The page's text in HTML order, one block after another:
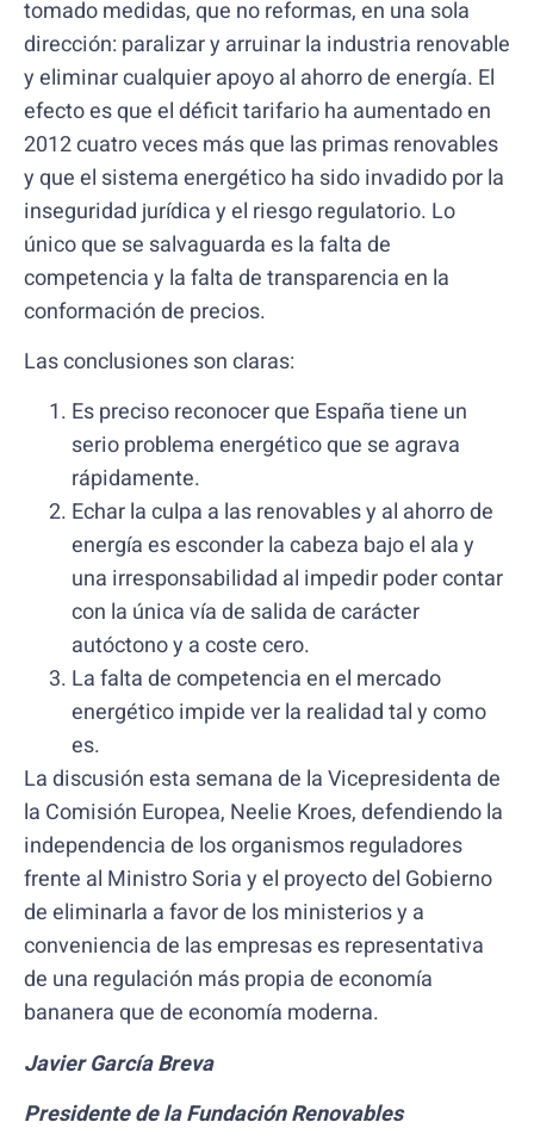
tomado medidas, que no reformas, en una sola
dirección: paralizar y arruinar la industria renovable
y eliminar cualquier apoyo al ahorro de energía. El
efecto es que el déficit tarifario ha aumentado en
2012 cuatro veces más que las primas renovables
y que el sistema energético ha sido invadido por la
inseguridad jurídica y el riesgo regulatorio. Lo
único que se salvaguarda es la falta de
competencia y la falta de transparencia en la
conformación de precios.
Las conclusiones son claras:
Es preciso reconocer que España tiene un
serio problema energético que se agrava
rápidamente.
Echar la culpa a las renovables y al ahorro de
energía es esconder la cabeza bajo el ala y
una irresponsabilidad al impedir poder contar
con la única vía de salida de carácter
autóctono y a coste cero.
La falta de competencia en el mercado
energético impide ver la realidad tal y como
es.
La discusión esta semana de la Vicepresidenta de
la Comisión Europea, Neelie Kroes, defendiendo la
independencia de los organismos reguladores
frente al Ministro Soria y el proyecto del Gobierno
de eliminarla a favor de los ministerios y a
conveniencia de las empresas es representativa
de una regulación más propia de economía
bananera que de economía moderna.
Javier García Breva
Presidente de la Fundación Renovables